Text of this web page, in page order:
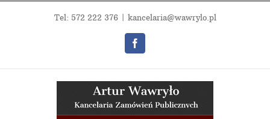
Przejdź
Tel: 572 222 376 kancelaria@wawrylo.pl
Facebook